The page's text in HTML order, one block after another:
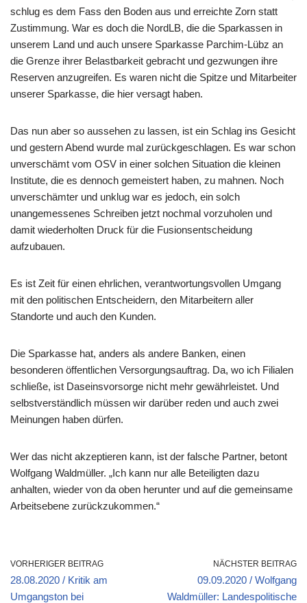
schlug es dem Fass den Boden aus und erreichte Zorn statt
Zustimmung. War es doch die NordLB, die die Sparkassen in
unserem Land und auch unsere Sparkasse Parchim-Lübz an
die Grenze ihrer Belastbarkeit gebracht und gezwungen ihre
Reserven anzugreifen. Es waren nicht die Spitze und Mitarbeiter
unserer Sparkasse, die hier versagt haben.
Das nun aber so aussehen zu lassen, ist ein Schlag ins Gesicht
und gestern Abend wurde mal zurückgeschlagen. Es war schon
unverschämt vom OSV in einer solchen Situation die kleinen
Institute, die es dennoch gemeistert haben, zu mahnen. Noch
unverschämter und unklug war es jedoch, ein solch
unangemessenes Schreiben jetzt nochmal vorzuholen und
damit wiederholten Druck für die Fusionsentscheidung
aufzubauen.
Es ist Zeit für einen ehrlichen, verantwortungsvollen Umgang
mit den politischen Entscheidern, den Mitarbeitern aller
Standorte und auch den Kunden.
Die Sparkasse hat, anders als andere Banken, einen
besonderen öffentlichen Versorgungsauftrag. Da, wo ich Filialen
schließe, ist Daseinsvorsorge nicht mehr gewährleistet. Und
selbstverständlich müssen wir darüber reden und auch zwei
Meinungen haben dürfen.
Wer das nicht akzeptieren kann, ist der falsche Partner, betont
Wolfgang Waldmüller. „Ich kann nur alle Beteiligten dazu
anhalten, wieder von da oben herunter und auf die gemeinsame
Arbeitsebene zurückzukommen.“
VORHERIGER BEITRAG
28.08.2020 / Kritik am
Umgangston bei
NÄCHSTER BEITRAG
09.09.2020 / Wolfgang
Waldmüller: Landespolitische